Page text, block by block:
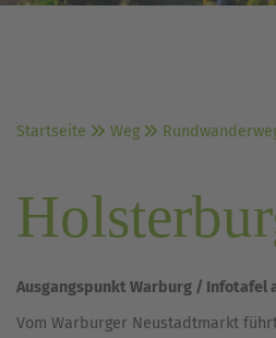
Startseite Weg
Ausgangspunkt Warburg / Infotafel
Vom Warburger Neustadtmarkt